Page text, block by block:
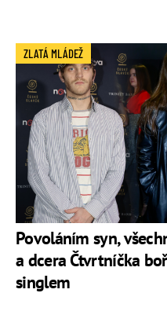
Povoláním syn,
a dcera Čtvrtníčka
singlem
ZLATÁ MLÁDEŽ